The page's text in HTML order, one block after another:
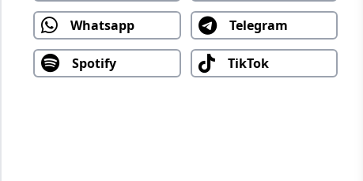
Whatsapp Telegram
Spotify TikTok